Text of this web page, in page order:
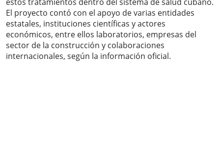
El proyecto contó con el apoyo de varias entidades
estatales, instituciones científicas y actores
económicos, entre ellos laboratorios, empresas del
sector de la construcción y colaboraciones
internacionales, según la información oficial.